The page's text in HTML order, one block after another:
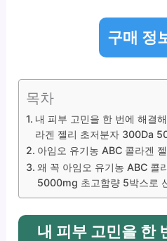
구매 정
목차
내 피부 고민을 한 번에 해결
라겐 젤리 초저분자 300Da
아임오 유기농 ABC 콜라겐
왜 꼭 아임오 유기농 ABC 콜
5000mg 초고함량 5박스로
내 피부 고민을 한